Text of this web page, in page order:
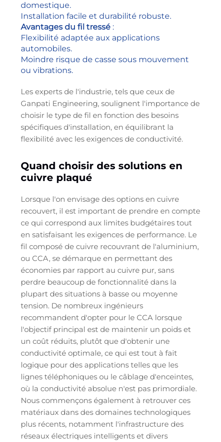
domestique.
Installation facile et durabilité robuste.
Avantages du fil tressé :
Flexibilité adaptée aux applications
automobiles.
Moindre risque de casse sous mouvement
ou vibrations.
Les experts de l'industrie, tels que ceux de
Ganpati Engineering, soulignent l'importance de
choisir le type de fil en fonction des besoins
spécifiques d'installation, en équilibrant la
flexibilité avec les exigences de conductivité.
Quand choisir des solutions en
cuivre plaqué
Lorsque l'on envisage des options en cuivre
recouvert, il est important de prendre en compte
ce qui correspond aux limites budgétaires tout
en satisfaisant les exigences de performance. Le
fil composé de cuivre recouvrant de l'aluminium,
ou CCA, se démarque en permettant des
économies par rapport au cuivre pur, sans
perdre beaucoup de fonctionnalité dans la
plupart des situations à basse ou moyenne
tension. De nombreux ingénieurs
recommandent d'opter pour le CCA lorsque
l'objectif principal est de maintenir un poids et
un coût réduits, plutôt que d'obtenir une
conductivité optimale, ce qui est tout à fait
logique pour des applications telles que les
lignes téléphoniques ou le câblage d'enceintes,
où la conductivité absolue n'est pas primordiale.
Nous commençons également à retrouver ces
matériaux dans des domaines technologiques
plus récents, notamment l'infrastructure des
réseaux électriques intelligents et divers